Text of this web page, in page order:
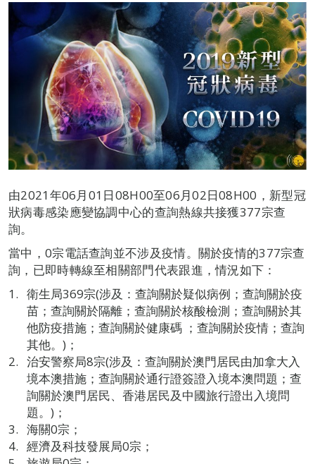
由2021年06月01日08H00至06月02日08H00，新型冠
狀病毒感染應變協調中心的查詢熱線共接獲377宗查
詢。
當中，0宗電話查詢並不涉及疫情。關於疫情的377宗查
詢，已即時轉線至相關部門代表跟進，情況如下：
衛生局369宗(涉及：查詢關於疑似病例；查詢關於疫
苗；查詢關於隔離；查詢關於核酸檢測；查詢關於其
他防疫措施；查詢關於健康碼 ；查詢關於疫情；查詢
其他。)；
治安警察局8宗(涉及：查詢關於澳門居民由加拿大入
境本澳措施；查詢關於通行證簽證入境本澳問題；查
詢關於澳門居民、香港居民及中國旅行證出入境問
題。)；
海關0宗；
經濟及科技發展局0宗；